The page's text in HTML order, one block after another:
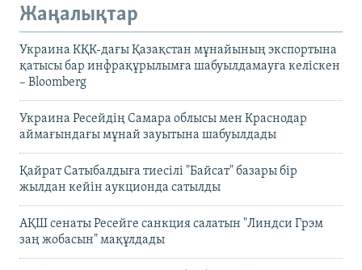
Жаңалықтар
Украина КҚК-дағы Қазақстан мұнайының экспортына
қатысы бар инфрақұрылымға шабуылдамауға келіскен
– Bloomberg
Украина Ресейдің Самара облысы мен Краснодар
аймағындағы мұнай зауытына шабуылдады
Қайрат Сатыбалдыға тиесілі "Байсат" базары бір
жылдан кейін аукционда сатылды
АҚШ сенаты Ресейге санкция салатын "Линдси Грэм
заң жобасын" мақұлдады